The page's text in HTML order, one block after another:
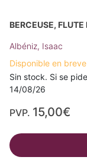
BERCEUSE, FLUTE
Albéniz, Isaac
Disponible en breve
Sin stock. Si se
14/08/26
PVP. 15,00€